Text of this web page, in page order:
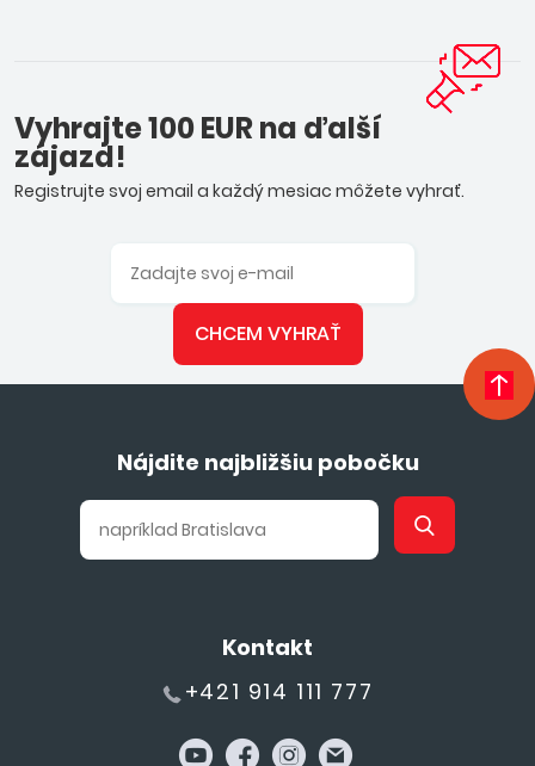
Vyhrajte 100 EUR na ďalší
zájazd!
Registrujte svoj email a každý mesiac môžete vyhrať.
CHCEM VYHRAŤ
Nájdite najbližšiu pobočku
Kontakt
+421 914 111 777